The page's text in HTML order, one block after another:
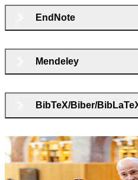
EndNote
Mendeley
BibTeX/Biber/